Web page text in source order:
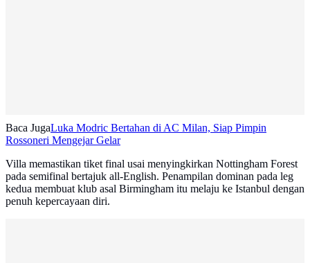
Baca JugaLuka Modric Bertahan di AC Milan, Siap Pimpin
Rossoneri Mengejar Gelar
Villa memastikan tiket final usai menyingkirkan Nottingham Forest
pada semifinal bertajuk all-English. Penampilan dominan pada leg
kedua membuat klub asal Birmingham itu melaju ke Istanbul dengan
penuh kepercayaan diri.